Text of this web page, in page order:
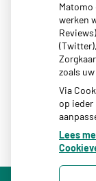
uitbraken fors
CZ vergoedt
Matomo
werken
zoals
Via
op
Lees